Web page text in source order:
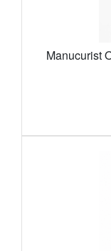
Manucurist